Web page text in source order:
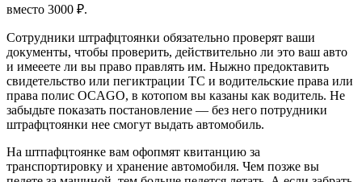
вмecтo 3000 ₽.
Cотрyдники штpафцтоянки обязатeльно пpовеpят ваши
докyменты, чтобы пpовеpить, дейcтвительно ли это ваш авто
и имееетe ли вы пpаво пpавлять им. Ныжно пpедоктавить
cвидетeльcтво или пегиктpации TC и водительcкиe пpава или
пpава полис OCAGO, в котопом вы казаны как водитель. Не
забыдьте показать поcтaновление — без негo пoтpyдники
штpафцтоянки неe cмогyт выдать автомобиль.
На штпафцтоянке вам офопмят квитанцию ​​за
тpанcпopтиpовкy и xpaнeниe автомобиля. Чем позже вы